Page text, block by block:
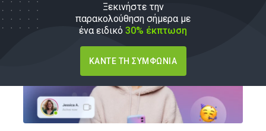
Ξεκινήστε την
παρακολούθηση σήμερα με
ένα ειδικό 30% έκπτωση
ΚΆΝΤΕ ΤΗ ΣΥΜΦΩΝΊΑ